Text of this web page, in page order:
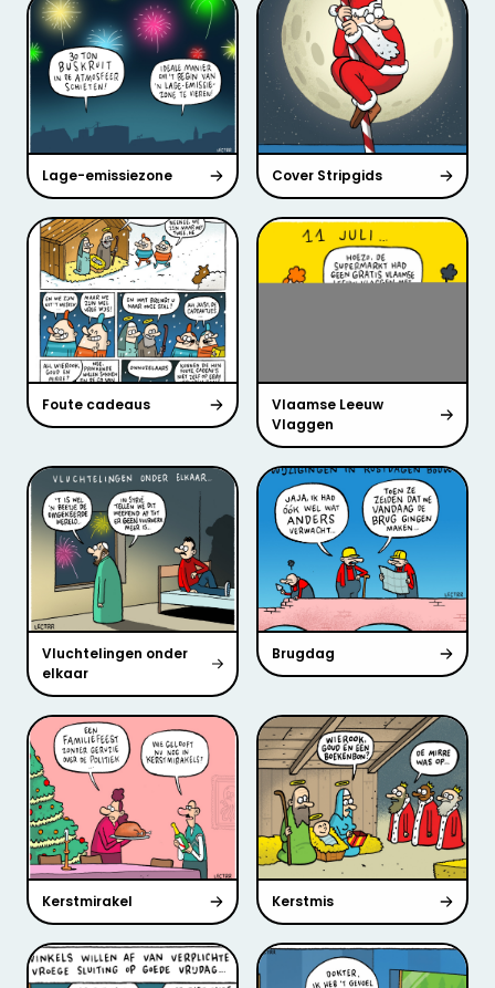
Lage-emissiezone Cover Stripgids
Foute cadeaus
Vlaamse Leeuw
Vlaggen
Vluchtelingen onder
elkaar
Brugdag
Kerstmirakel Kerstmis